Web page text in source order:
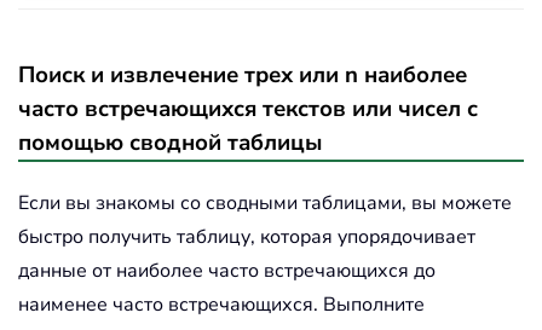
Поиск и извлечение трех или n наиболее
часто встречающихся текстов или чисел с
помощью сводной таблицы
Если вы знакомы со сводными таблицами, вы можете
быстро получить таблицу, которая упорядочивает
данные от наиболее часто встречающихся до
наименее часто встречающихся. Выполните